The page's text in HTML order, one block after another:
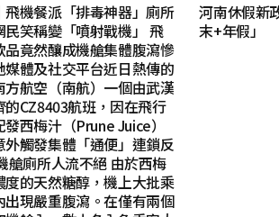
飛機餐派「排毒神器」廁所
笑稱變「噴射戰機」 飛
品竟然釀成機艙集體腹瀉慘
媒體及社交平台近日熱傳的
方航空（南航）一個由武漢
CZ8403航班，因在飛行
西梅汁（Prune Juice）
外觸發集體「通便」連鎖反
艙廁所人流不絕 由於西梅
度的天然糖醇，機上大批乘
出現嚴重腹瀉。在僅有兩個
河南休假新
末+年假」